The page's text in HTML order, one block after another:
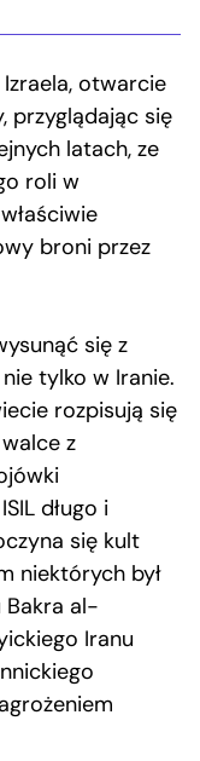
otwarcie
przyglądając się
latach, ze
roli w
broni przez
się z
tylko w Iranie.
rozpisują się
z
długo i
się kult
niektórych był
Bakra al-
Iranu